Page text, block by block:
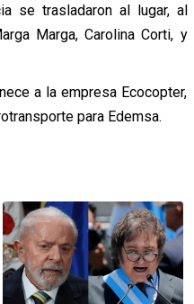
se trasladaron al lugar, al
Marga, Carolina Corti, y
a la empresa Ecocopter,
para Edemsa.